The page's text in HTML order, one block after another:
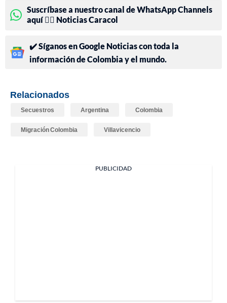
Suscríbase a nuestro canal de WhatsApp Channels
aquí 👉🏻 Noticias Caracol
✔️ Síganos en Google Noticias con toda la
información de Colombia y el mundo.
Relacionados
Secuestros Argentina Colombia
Migración Colombia Villavicencio
PUBLICIDAD